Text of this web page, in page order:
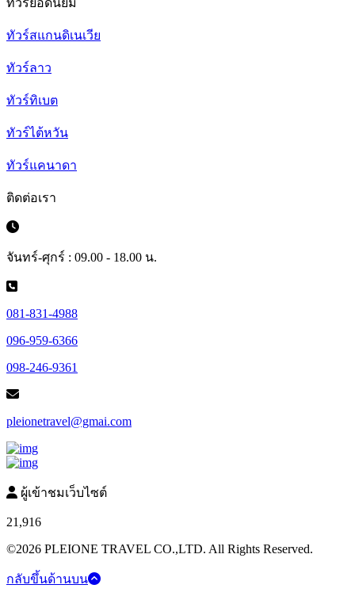
ทัวร์ยอดนิยม
ทัวร์สแกนดิเนเวีย
ทัวร์ลาว
ทัวร์ทิเบต
ทัวร์ไต้หวัน
ทัวร์แคนาดา
ติดต่อเรา
จันทร์-ศุกร์ : 09.00 - 18.00 น.
081-831-4988
096-959-6366
098-246-9361
pleionetravel@gmai.com
ผู้เข้าชมเว็บไซต์
21,916
©2026 PLEIONE TRAVEL CO.,LTD. All Rights Reserved.
กลับขึ้นด้านบน